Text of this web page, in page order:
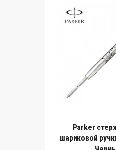
Parker
шариковой